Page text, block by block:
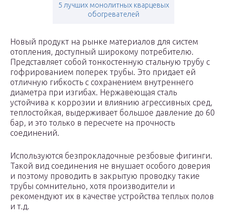
5 лучших монолитных кварцевых
обогревателей
Новый продукт на рынке материалов для систем
отопления, доступный широкому потребителю.
Представляет собой тонкостенную стальную трубу с
гофрированием поперек трубы. Это придает ей
отличную гибкость с сохранением внутреннего
диаметра при изгибах. Нержавеющая сталь
устойчива к коррозии и влиянию агрессивных сред,
теплостойкая, выдерживает большое давление до 60
бар, и это только в пересчете на прочность
соединений.
Используются безпрокладочные резбовые фигинги.
Такой вид соединения не внушает особого доверия
и поэтому проводить в закрытую проводку такие
трубы сомнительно, хотя производители и
рекомендуют их в качестве устройства теплых полов
и т.д.